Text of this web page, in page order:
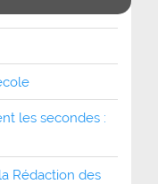
les secondes :
Rédaction des